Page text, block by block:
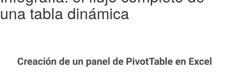
una tabla dinámica